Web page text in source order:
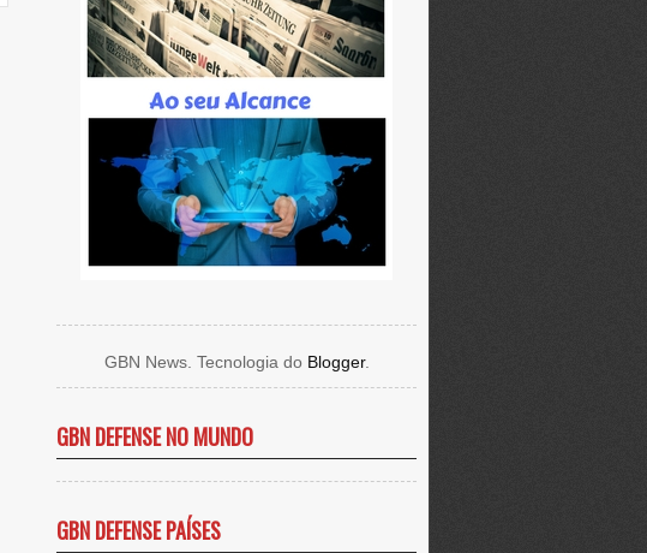
GBN News. Tecnologia do Blogger.
GBN DEFENSE NO MUNDO
GBN DEFENSE PAÍSES